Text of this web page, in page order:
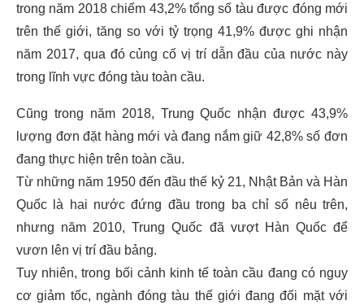
trong năm 2018 chiếm 43,2% tổng số tàu được đóng mới
trên thế giới, tăng so với tỷ trọng 41,9% được ghi nhận
năm 2017, qua đó củng cố vị trí dẫn đầu của nước này
trong lĩnh vực đóng tàu toàn cầu.
Cũng trong năm 2018, Trung Quốc nhận được 43,9%
lượng đơn đặt hàng mới và đang nắm giữ 42,8% số đơn
đang thực hiện trên toàn cầu.
Từ những năm 1950 đến đầu thế kỷ 21, Nhật Bản và Hàn
Quốc là hai nước đứng đầu trong ba chỉ số nêu trên,
nhưng năm 2010, Trung Quốc đã vượt Hàn Quốc để
vươn lên vị trí đầu bảng.
Tuy nhiên, trong bối cảnh kinh tế toàn cầu đang có nguy
cơ giảm tốc, ngành đóng tàu thế giới đang đối mặt với